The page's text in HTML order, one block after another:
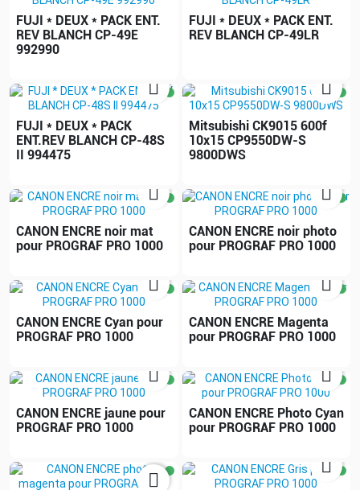
FUJI * DEUX * PACK ENT.
REV BLANCH CP-49E
992990
FUJI * DEUX * PACK ENT.
REV BLANCH CP-49LR

FUJI * DEUX * PACK
ENT.REV BLANCH CP-48S
II 994475

Mitsubishi CK9015 600f
10x15 CP9550DW-S
9800DWS

CANON ENCRE noir mat
pour PROGRAF PRO 1000

CANON ENCRE noir photo
pour PROGRAF PRO 1000

CANON ENCRE Cyan pour
PROGRAF PRO 1000

CANON ENCRE Magenta
pour PROGRAF PRO 1000

CANON ENCRE jaune pour
PROGRAF PRO 1000

CANON ENCRE Photo Cyan
pour PROGRAF PRO 1000

